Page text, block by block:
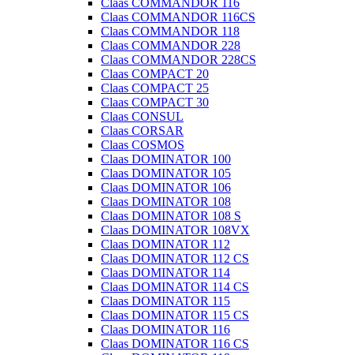
Claas COMMANDOR 116
Claas COMMANDOR 116CS
Claas COMMANDOR 118
Claas COMMANDOR 228
Claas COMMANDOR 228CS
Claas COMPACT 20
Claas COMPACT 25
Claas COMPACT 30
Claas CONSUL
Claas CORSAR
Claas COSMOS
Claas DOMINATOR 100
Claas DOMINATOR 105
Claas DOMINATOR 106
Claas DOMINATOR 108
Claas DOMINATOR 108 S
Claas DOMINATOR 108VX
Claas DOMINATOR 112
Claas DOMINATOR 112 CS
Claas DOMINATOR 114
Claas DOMINATOR 114 CS
Claas DOMINATOR 115
Claas DOMINATOR 115 CS
Claas DOMINATOR 116
Claas DOMINATOR 116 CS